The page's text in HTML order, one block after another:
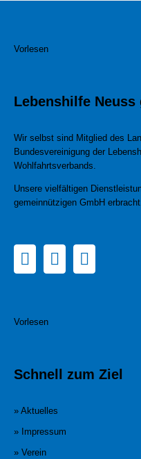
Vorlesen
Lebenshilfe Neuss
Wir selbst sind Mitglied des
Bundesvereinigung der
Wohlfahrtsverbands.
Unsere vielfältigen
gemeinnützigen GmbH
Vorlesen
Schnell zum Ziel
» Aktuelles
» Impressum
» Verein